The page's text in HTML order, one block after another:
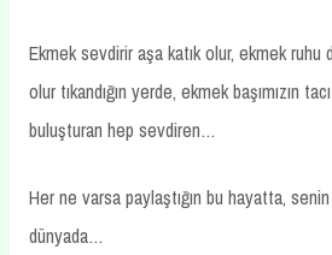
Ekmek sevdirir aşa katık olur, ekmek
olur tıkandığın yerde, ekmek başımızın
buluşturan hep sevdiren…
Her ne varsa paylaştığın bu hayatta,
dünyada…